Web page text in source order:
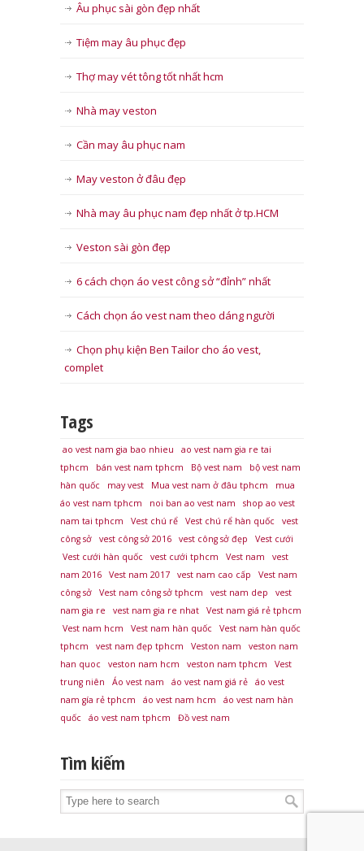
Âu phục sài gòn đẹp nhất
Tiệm may âu phục đẹp
Thợ may vét tông tốt nhất hcm
Nhà may veston
Cần may âu phục nam
May veston ở đâu đẹp
Nhà may âu phục nam đẹp nhất ở tp.HCM
Veston sài gòn đẹp
6 cách chọn áo vest công sở “đỉnh” nhất
Cách chọn áo vest nam theo dáng người
Chọn phụ kiện Ben Tailor cho áo vest,
complet
Tags
ao vest nam gia bao nhieu
ao vest nam gia re tai
tphcm
bán vest nam tphcm Bộ vest nam
bộ vest nam
hàn quốc
may vest Mua vest nam ở đâu tphcm
mua
áo vest nam tphcm
noi ban ao vest nam
shop ao vest
nam tai tphcm
Vest chú rể Vest chú rể hàn quốc
vest
công sở
vest công sở 2016 vest công sở đẹp
Vest cưới
Vest cưới hàn quốc
vest cưới tphcm Vest nam
vest
nam 2016
Vest nam 2017 vest nam cao cấp
Vest nam
công sở
Vest nam công sở tphcm vest nam dep
vest
nam gia re
vest nam gia re nhat
Vest nam giá rẻ tphcm
Vest nam hcm
Vest nam hàn quốc
Vest nam hàn quốc
tphcm
vest nam đẹp tphcm Veston nam
veston nam
han quoc
veston nam hcm veston nam tphcm
Vest
trung niên
Áo vest nam áo vest nam giá rẻ
áo vest
nam gía rẻ tphcm
áo vest nam hcm
áo vest nam hàn
quốc
áo vest nam tphcm Đồ vest nam
Tìm kiếm